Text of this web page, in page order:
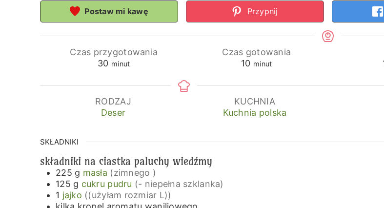
Postaw mi kawę Przypnij
Czas przygotowania
30minuty
minut
Czas gotowania
10minuty
minut
RODZAJ
Deser
KUCHNIA
Kuchnia polska
SKŁADNIKI
składniki na ciastka paluchy wiedźmy
225 g masła (zimnego )
125 g cukru pudru (- niepełna szklanka)
1 jajko ((użyłam rozmiar L))